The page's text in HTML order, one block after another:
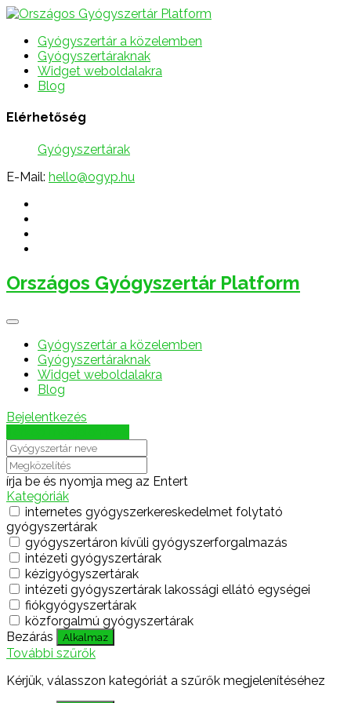
Gyógyszertár a közelemben
Gyógyszertáraknak
Widget weboldalakra
Blog
Elérhetőség
Gyógyszertárak
E-Mail: hello@ogyp.hu
Országos Gyógyszertár Platform
Gyógyszertár a közelemben
Gyógyszertáraknak
Widget weboldalakra
Blog
Bejelentkezés
írja be és nyomja meg az Entert
Kategóriák
internetes gyógyszerkereskedelmet folytató
gyógyszertárak
gyógyszertáron kívüli gyógyszerforgalmazás
intézeti gyógyszertárak
kézigyógyszertárak
intézeti gyógyszertárak lakossági ellátó egységei
fiókgyógyszertárak
közforgalmú gyógyszertárak
Bezárás
Alkalmaz
További szűrők
Kérjük, válasszon kategóriát a szűrők megjelenítéséhez